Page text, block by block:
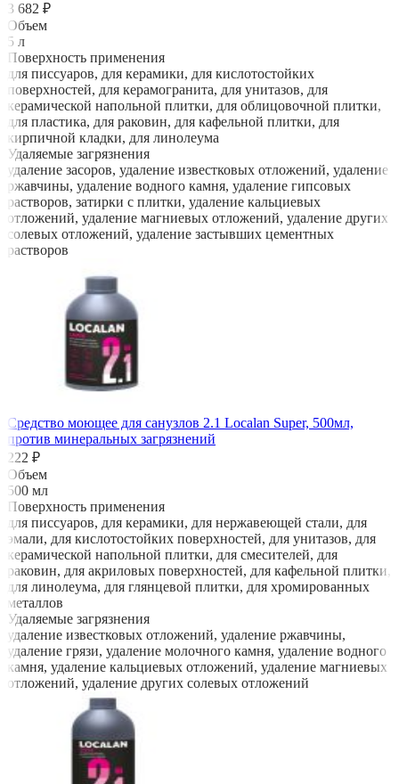
3 682 ₽
Объем
5 л
Поверхность применения
для писсуаров, для керамики, для кислотостойких
поверхностей, для керамогранита, для унитазов, для
керамической напольной плитки, для облицовочной плитки,
для пластика, для раковин, для кафельной плитки, для
кирпичной кладки, для линолеума
Удаляемые загрязнения
удаление засоров, удаление известковых отложений, удаление
ржавчины, удаление водного камня, удаление гипсовых
растворов, затирки с плитки, удаление кальциевых
отложений, удаление магниевых отложений, удаление других
солевых отложений, удаление застывших цементных
растворов
Средство моющее для санузлов 2.1 Localan Super, 500мл,
против минеральных загрязнений
222 ₽
Объем
500 мл
Поверхность применения
для писсуаров, для керамики, для нержавеющей стали, для
эмали, для кислотостойких поверхностей, для унитазов, для
керамической напольной плитки, для смесителей, для
раковин, для акриловых поверхностей, для кафельной плитки,
для линолеума, для глянцевой плитки, для хромированных
металлов
Удаляемые загрязнения
удаление известковых отложений, удаление ржавчины,
удаление грязи, удаление молочного камня, удаление водного
камня, удаление кальциевых отложений, удаление магниевых
отложений, удаление других солевых отложений